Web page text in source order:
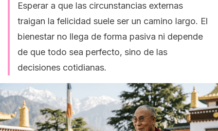
Esperar a que las circunstancias externas
traigan la felicidad suele ser un camino largo. El
bienestar no llega de forma pasiva ni depende
de que todo sea perfecto, sino de las
decisiones cotidianas.